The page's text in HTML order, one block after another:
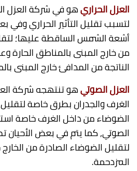
العزلالحراريهو في شركة العزل
لتسبب تقليل التأثير الحراري
أشعة الشمس الساقطة عليها؛
من خارج المبنى بالمناطق الحارة
الناتجة من المدافئ خارج المبنى
العزلالصوتيهو تنتهجه شركة
الغرف والجدران بطرق خاصة
الضوضاء من داخل الغرف خاصة
الصوتي, كما يتم في بعض الأحيان
لتقليل الضوضاء الصادرة من
المزدحمة.